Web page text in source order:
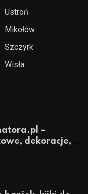
Ustroń
Mikołów
Szczyrk
Wisła
–
dekoracje,
dla animatorów